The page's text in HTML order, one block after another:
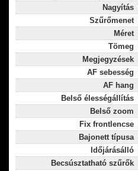
Nagyítás
Szűrőmenet
Méret
Tömeg
Megjegyzések
AF sebesség
AF hang
Belső élességállítás
Belső zoom
Fix frontlencse
Bajonett típusa
Időjárásálló
Becsúsztatható szűrők